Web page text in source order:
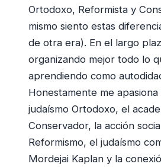
Ortodoxo, Reformista y
mismo siento estas
de otra era). En el largo
organizando mejor todo lo
aprendiendo como
Honestamente me
judaísmo Ortodoxo, el
Conservador, la acción
Reformismo, el judaísmo
Mordejai Kaplan y la